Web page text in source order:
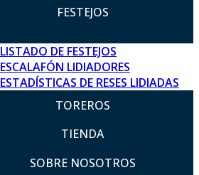
FESTEJOS
LISTADO DE FESTEJOS
ESCALAFÓN LIDIADORES
ESTADÍSTICAS DE RESES LIDIADAS
TOREROS
TIENDA
SOBRE NOSOTROS